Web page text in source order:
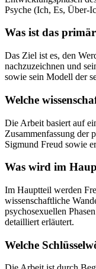
Psyche (Ich, Es, Über-
Was ist das
Das Ziel ist es, den
nachzuzeichnen und
sowie sein Modell der
Welche
Die Arbeit basiert auf
Zusammenfassung der
Sigmund Freud sowie
Was wird im
Im Hauptteil werden
wissenschaftliche
psychosexuellen
detailliert erläutert.
Welche